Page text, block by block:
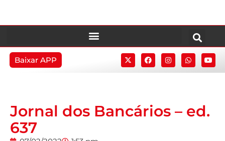
Baixar APP
Jornal dos Bancários – ed.
637